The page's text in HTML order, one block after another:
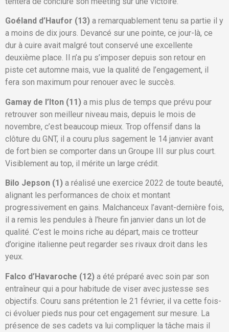
Goéland d’Haufor (13) a remarquablement tenu sa partie il y
a moins de dix jours. Devancé sur une pointe, ce jour-là, ce
dur à cuire avait malgré tout conservé une excellente
deuxième place. Il n’a pu s’imposer depuis son retour en
piste cet automne mais, vue la qualité de l’engagement, il
fera son maximum pour renouer avec le succès.
Gamay de l’Iton (11) a mis plus de temps que prévu pour
retrouver son meilleur niveau mais, depuis le mois de
novembre, c’est beaucoup mieux. Trop offensif dans la
clôture du GNT, il a couru plus sagement le 14 janvier avant
de fort bien se comporter dans un Groupe III sur plus court.
Visiblement au top, il mérite un large crédit.
Bilo Jepson (1) a réalisé une exercice 2022 de toute beauté,
alignant les performances de choix et montant
progressivement en gains. Malchanceux l’avant-dernière fois,
il a remis les pendules à l’heure fin janvier dans un lot de
qualité. C’est le moins riche au départ, mais ce trotteur
d’origine italienne peut regarder ses rivaux droit dans les
yeux.
Falco d’Havaroche (12) a été préparé avec soin par son
entraîneur qui a pour habitude de viser avec justesse ses
objectifs. Couru sans prétention le 21 février, il va cette fois-
ci évoluer pieds nus pour cet engagement sur mesure. La
présence de ses cadets va lui compliquer la tâche mais il